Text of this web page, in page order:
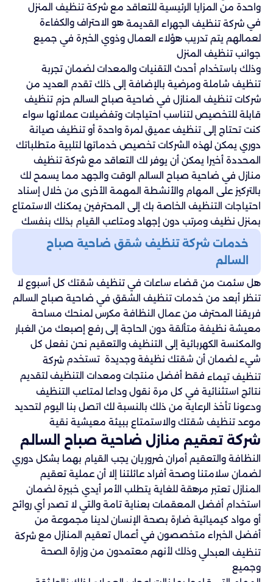
واحدة من المزايا الرئيسية للتعاقد مع شركة تنظيف المنزل
في شركة تنظيف الجهراء القديمةهو الاحتراف والكفاءة
لعمالهم يتم تدريب هؤلاء العمال وذوي الخبرة في جميع
جوانب تنظيف المنزل
وذلك باستخدام أحدث التقنيات والمعدات لضمان تجربة
تنظيف شاملة ومرضية بالإضافة إلى ذلك تقدم العديد من
شركات تنظيف المنازل في ضاحية صباح السالم حزم تنظيف
قابلة للتخصيص لتناسب احتياجات وتفضيلات عملائها سواء
كنت تحتاج إلى تنظيف عميق لمرة واحدة أو تنظيف صيانة
دوري يمكن لهذه الشركات تخصيص خدماتها لتلبية متطلباتك
المحددة أخيرا يمكن أن يوفر لك التعاقد مع شركة تنظيف
منازل في ضاحية صباح السالم الوقت والجهد مما يسمح لك
بالتركيز على المهام والأنشطة المهمة الأخرى من خلال إسناد
احتياجات التنظيف الخاصة بك إلى المحترفين يمكنك الاستمتاع
بمنزل نظيف ومرتب دون إجهاد ومتاعب القيام بذلك بنفسك
خدمات شركة تنظيف شقق ضاحية صباح
السالم
هل سئمت من قضاء ساعات في تنظيف شقتك كل أسبوع لا
تنظر أبعد من خدمات تنظيف الشقق في ضاحية صباح السالم
فريقنا المحترف من عمال النظافة مكرس لمنحك مساحة
معيشة نظيفة متألقة دون الحاجة إلى رفع إصبعك من الغبار
والمكنسة الكهربائية إلى التنظيف والتعقيم نحن نفعل كل
شيء لضمان أن شقتك نظيفة وجديدة تستخدمشركة
تنظيف تيماءفقط أفضل منتجات ومعدات التنظيف لتقديم
نتائج استثنائية في كل مرة نقول وداعا لمتاعب التنظيف
ودعونا تأخذ الرعاية من ذلك بالنسبة لك اتصل بنا اليوم لتحديد
موعد تنظيف شقتك والاستمتاع ببيئة معيشية نقية
شركة تعقيم منازل ضاحية صباح السالم
النظافة والتعقيم أمران ضروريان يجب القيام بهما بشكل دوري
لضمان سلامتنا وصحة أفراد عائلتنا إلا أن عملية تعقيم
المنازل تعتبر مرهقة للغاية يتطلب الأمر أيدي خبيرة لضمان
استخدام أفضل المعقمات بعناية تامة والتي لا تصدر أي روائح
أو مواد كيميائية ضارة بصحة الإنسان لدينا مجموعة من
أفضل الخبراء متخصصون في أعمال تعقيم المنازل معشركة
تنظيف العبدلي وذلك لأنهم معتمدون من وزارة الصحة
وجميع